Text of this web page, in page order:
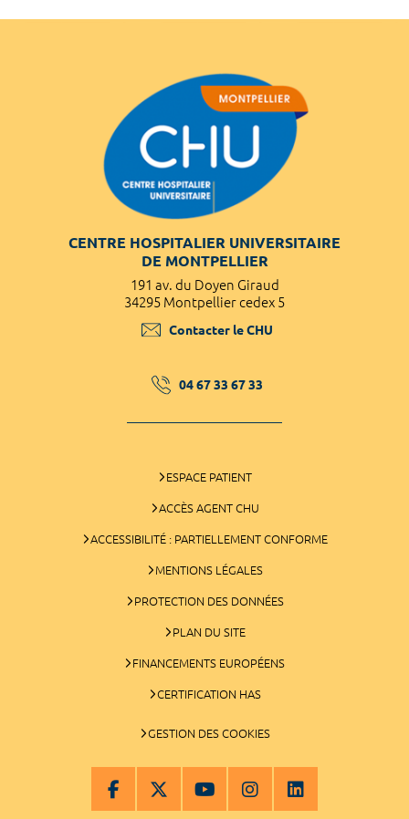
CENTRE HOSPITALIER UNIVERSITAIRE
DE MONTPELLIER
191 av. du Doyen Giraud
34295 Montpellier cedex 5
Contacter le CHU
04 67 33 67 33
ESPACE PATIENT
ACCÈS AGENT CHU
ACCESSIBILITÉ : PARTIELLEMENT CONFORME
MENTIONS LÉGALES
PROTECTION DES DONNÉES
PLAN DU SITE
FINANCEMENTS EUROPÉENS
CERTIFICATION HAS
GESTION DES COOKIES